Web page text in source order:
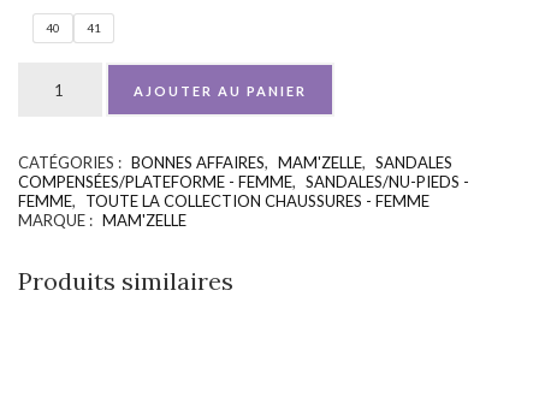
40 41
AJOUTER AU PANIER
CATÉGORIES : BONNES AFFAIRES, MAM'ZELLE, SANDALES
COMPENSÉES/PLATEFORME - FEMME, SANDALES/NU-PIEDS -
FEMME,
TOUTE LA COLLECTION CHAUSSURES - FEMME
MARQUE : MAM'ZELLE
Produits similaires